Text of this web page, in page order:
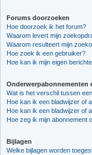
Forums doorzoeken
Hoe doorzoek ik het forum?
Waarom levert mijn
Waarom resulteert mijn
Hoe zoek ik een gebruiker?
Hoe kan ik mijn eigen
Onderwerpabonnementen
Wat is het verschil tussen
Hoe kan ik een bladwijzer of
Hoe kan ik een bladwijzer of
Hoe zeg ik mijn abonnement
Bijlagen
Welke bijlagen worden